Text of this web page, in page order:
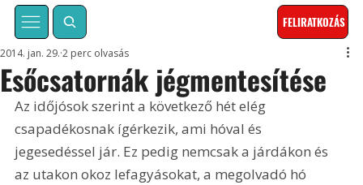
FELIRATKOZÁS
Esőcsatornák jégmentesítése
2014. jan. 29. 2 perc olvasás
Az időjósok szerint a következő hét elég
csapadékosnak ígérkezik, ami hóval és
jegesedéssel jár. Ez pedig nemcsak a járdákon és
az utakon okoz lefagyá­sokat, a megolvadó hó